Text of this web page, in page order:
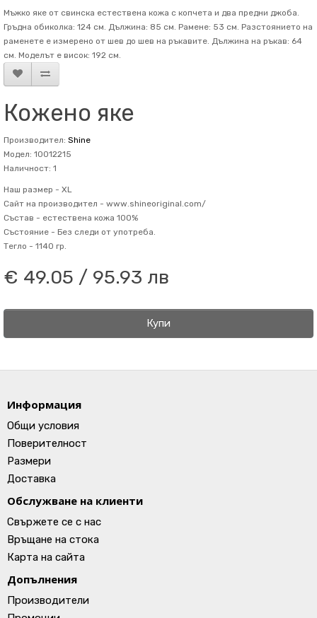
Мъжко яке от свинска естествена кожа с копчета и два предни джоба.
Гръдна обиколка: 124 см. Дължина: 85 см. Рамене: 53 см. Разстоянието на
раменете е измерено от шев до шев на ръкавите. Дължина на ръкав: 64
см. Mоделът е висок: 192 см.
Кожено яке
Производител: Shine
Модел: 10012215
Наличност: 1
Наш размер - XL
Сайт на производител - www.shineoriginal.com/
Състав - естествена кожа 100%
Състояние - Без следи от употреба.
Тегло - 1140 гр.
€ 49.05 / 95.93 лв
Купи
Информация
Общи условия
Поверителност
Размери
Доставка
Обслужване на клиенти
Свържете се с нас
Връщане на стока
Карта на сайта
Допълнения
Производители